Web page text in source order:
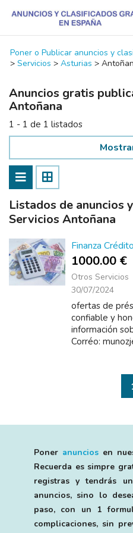
Poner o Publicar anuncios y
> Servicios > Asturias >
Anuncios gratis
Antoñana
1 - 1 de 1 listados
Listados de anuncios
Servicios Antoñana
Finanza
1000.00 €
Otros Servicios
30/07/2024
ofertas de
confiable y
información
Corréo:
Poner anunciosen
Recuerda es simpre
registras y tendrás
anuncios, sino lo
paso, con un 1
complicaciones, sin